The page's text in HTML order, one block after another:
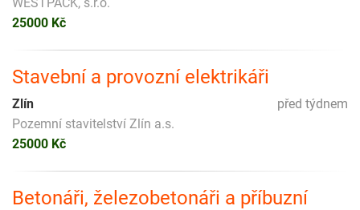
WESTPACK, s.r.o.
25000 Kč
Stavební a provozní elektrikáři
před týdnem
Zlín
Pozemní stavitelství Zlín a.s.
25000 Kč
Betonáři, železobetonáři a příbuzní